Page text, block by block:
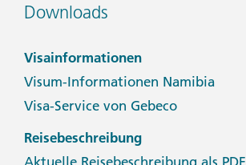
Downloads
Visainformationen
Visum-Informationen Namibia
Visa-Service von Gebeco
Reisebeschreibung
Aktuelle Reisebeschreibung als PDF